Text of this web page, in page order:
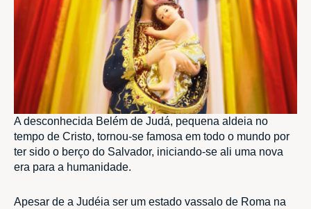
A desconhecida Belém de Judá, pequena aldeia no
tempo de Cristo, tornou-se famosa em todo o mundo por
ter sido o berço do Salvador, iniciando-se ali uma nova
era para a humanidade.
Apesar de a Judéia ser um estado vassalo de Roma na